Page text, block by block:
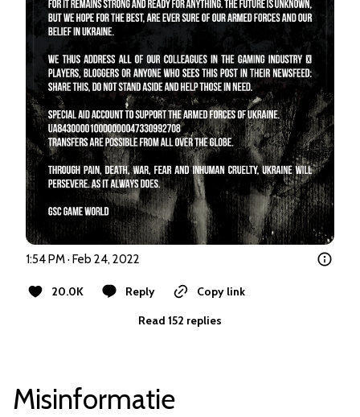
1:54 PM · Feb 24, 2022
20.0K Reply
Copy link
Read 152 replies
Misinformatie